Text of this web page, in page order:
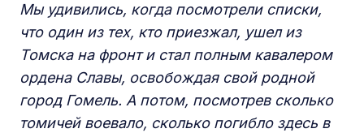
Мы удивились, когда посмотрели списки,
что один из тех, кто приезжал, ушел из
Томска на фронт и стал полным кавалером
ордена Славы, освобождая свой родной
город Гомель. А потом, посмотрев сколько
томичей воевало, сколько погибло здесь в